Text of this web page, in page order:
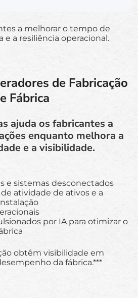
a melhorar o tempo de
e a resiliência operacional.
de Fabricação
e Fábrica
ajuda os fabricantes a
enquanto melhora a
e a visibilidade.
e sistemas desconectados
atividade de ativos e a
por IA para otimizar o
obtêm visibilidade em
da fábrica.***